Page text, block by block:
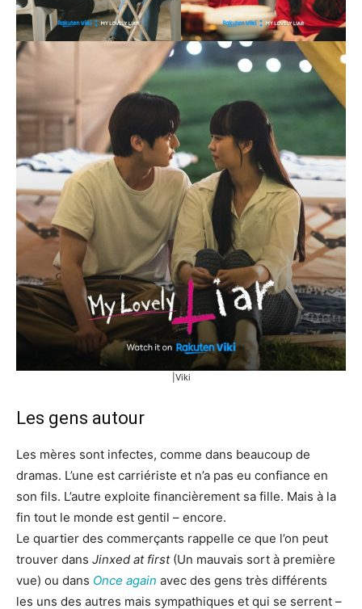
|Viki
Les gens autour
Les mères sont infectes, comme dans beaucoup de
dramas. L’une est carriériste et n’a pas eu confiance en
son fils. L’autre exploite financièrement sa fille. Mais à la
fin tout le monde est gentil – encore.
Le quartier des commerçants rappelle ce que l’on peut
trouver dans Jinxed at first(Un mauvais sort à première
vue) ou dans Once again avec des gens très différents
les uns des autres mais sympathiques et qui se serrent –